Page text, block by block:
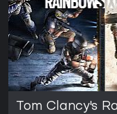
Tom Clancy's